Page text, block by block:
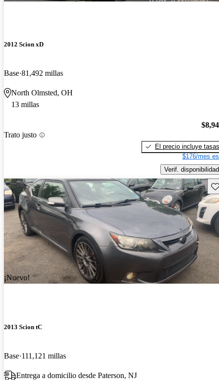
2012 Scion xD
Base 81,492 millas
North Olmsted, OH
13 millas
Trato justo
El precio incluye tasas
$176/mes
Verif. disponibilidad
¡Nuevo!
2013 Scion tC
Base 111,121 millas
Entrega a domicilio desde Paterson, NJ